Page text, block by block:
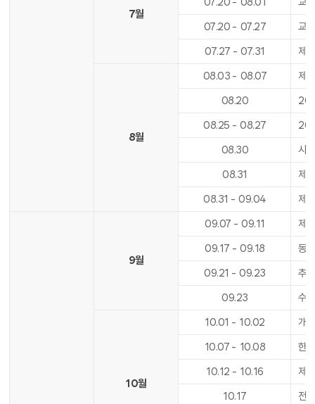
7월
07.20 - 07.27
교
07.27 - 07.31 제2
8월
08.03 - 08.07
제2
08.20
08.25 - 08.27
08.30
사
08.31
제2
08.31 - 09.04 제2
9월
09.07 - 09.11
제2
09.17 - 09.18
동
09.21 - 09.23
추
09.23 수
10월
10.01 - 10.02
개
10.07 - 10.08
한
10.12 - 10.16
제2
10.17
전